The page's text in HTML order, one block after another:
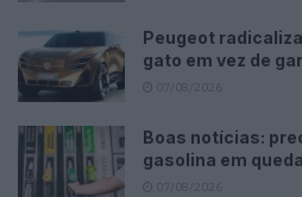
Peugeot
gato em vez de
Boas notícias:
gasolina em